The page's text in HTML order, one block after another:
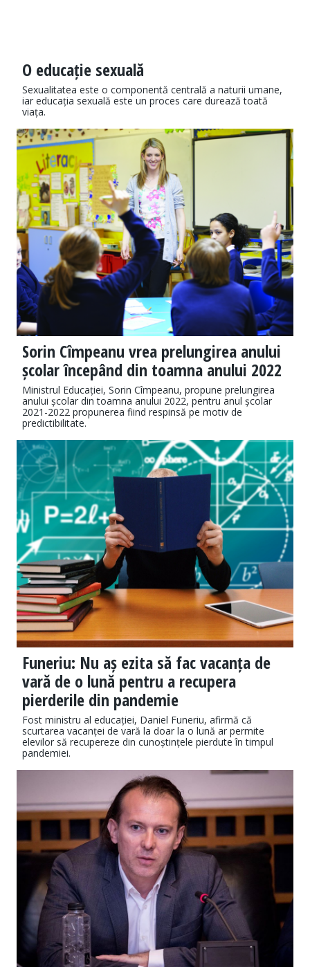
O educație sexuală
Sexualitatea este o componentă centrală a naturii umane,
iar educația sexuală este un proces care durează toată
viața.
Sorin Cîmpeanu vrea prelungirea anului
școlar începând din toamna anului 2022
Ministrul Educației, Sorin Cîmpeanu, propune prelungirea
anului școlar din toamna anului 2022, pentru anul școlar
2021-2022 propunerea fiind respinsă pe motiv de
predictibilitate.
Funeriu: Nu aș ezita să fac vacanța de
vară de o lună pentru a recupera
pierderile din pandemie
Fost ministru al educației, Daniel Funeriu, afirmă că
scurtarea vacanței de vară la doar la o lună ar permite
elevilor să recupereze din cunoștințele pierdute în timpul
pandemiei.